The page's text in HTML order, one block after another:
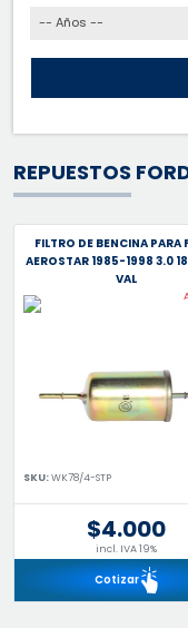
-- Años --
REPUESTOS
FILTRO DE BENCINA PARA
AEROSTAR 1985-1998 3.0
VAL
SKU:WK78/4-STP
$4.000
incl. IVA 19%
Cotizar